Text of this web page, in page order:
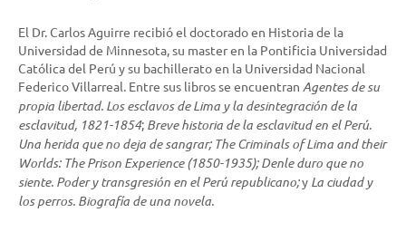
El Dr. Carlos Aguirre recibió el doctorado en Historia de la
Universidad de Minnesota, su master en la Pontificia Universidad
Católica del Perú y su bachillerato en la Universidad Nacional
Federico Villarreal. Entre sus libros se encuentran Agentes de su
propia libertad. Los esclavos de Lima y la desintegración de la
esclavitud, 1821-1854; Breve historia de la esclavitud en el Perú.
Una herida que no deja de sangrar; TheCriminals of Lima and their
Worlds: The Prison Experience (1850-1935);Denleduro que no
siente. Poder y transgresión en el Perú republicano;y La ciudad y
los perros. Biografía de una novela.